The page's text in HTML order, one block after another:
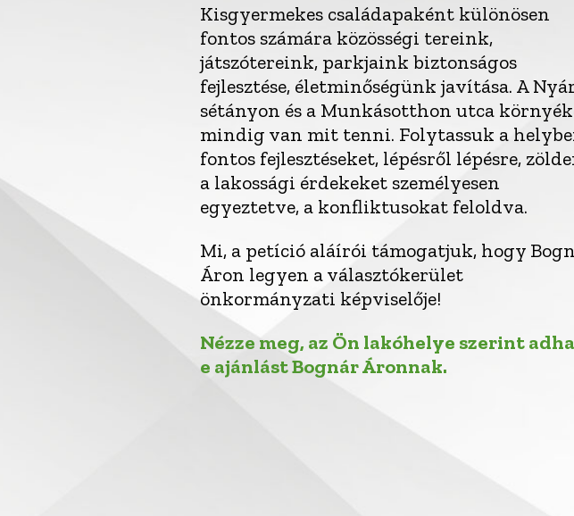
Kisgyermekes családapaként különösen
fontos számára közösségi tereink,
játszótereink, parkjaink biztonságos
fejlesztése, életminőségünk javítása. A
sétányon és a Munkásotthon utca
mindig van mit tenni. Folytassuk a
fontos fejlesztéseket, lépésről lépésre,
a lakossági érdekeket személyesen
egyeztetve, a konfliktusokat feloldva.
Mi, a petíció aláírói támogatjuk, hogy
Áron legyen a választókerület
önkormányzati képviselője!
Nézze meg, az Ön lakóhelye szerint
e ajánlást Bognár Áronnak.